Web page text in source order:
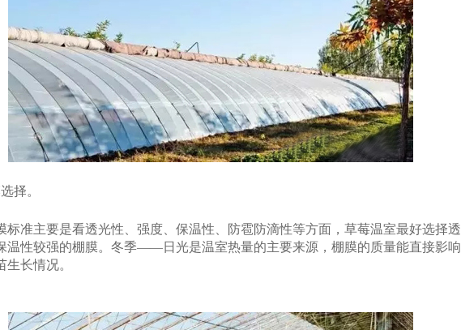
择。
标准主要是看透光性、强度、保温性、防雹防滴性等方面，草莓温室最好选择透
温性较强的棚膜。冬季——日光是温室热量的主要来源，棚膜的质量能直接影响
生长情况。